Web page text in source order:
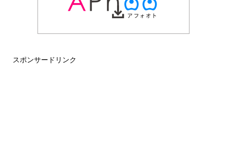
スポンサードリンク